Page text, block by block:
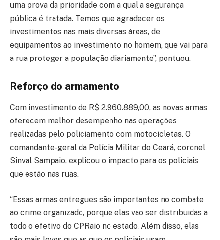
uma prova da prioridade com a qual a segurança
pública é tratada. Temos que agradecer os
investimentos nas mais diversas áreas, de
equipamentos ao investimento no homem, que vai para
a rua proteger a população diariamente”, pontuou.
Reforço do armamento
Com investimento de R$ 2.960.889,00, as novas armas
oferecem melhor desempenho nas operações
realizadas pelo policiamento com motocicletas. O
comandante-geral da Polícia Militar do Ceará, coronel
Sinval Sampaio, explicou o impacto para os policiais
que estão nas ruas.
“Essas armas entregues são importantes no combate
ao crime organizado, porque elas vão ser distribuídas a
todo o efetivo do CPRaio no estado. Além disso, elas